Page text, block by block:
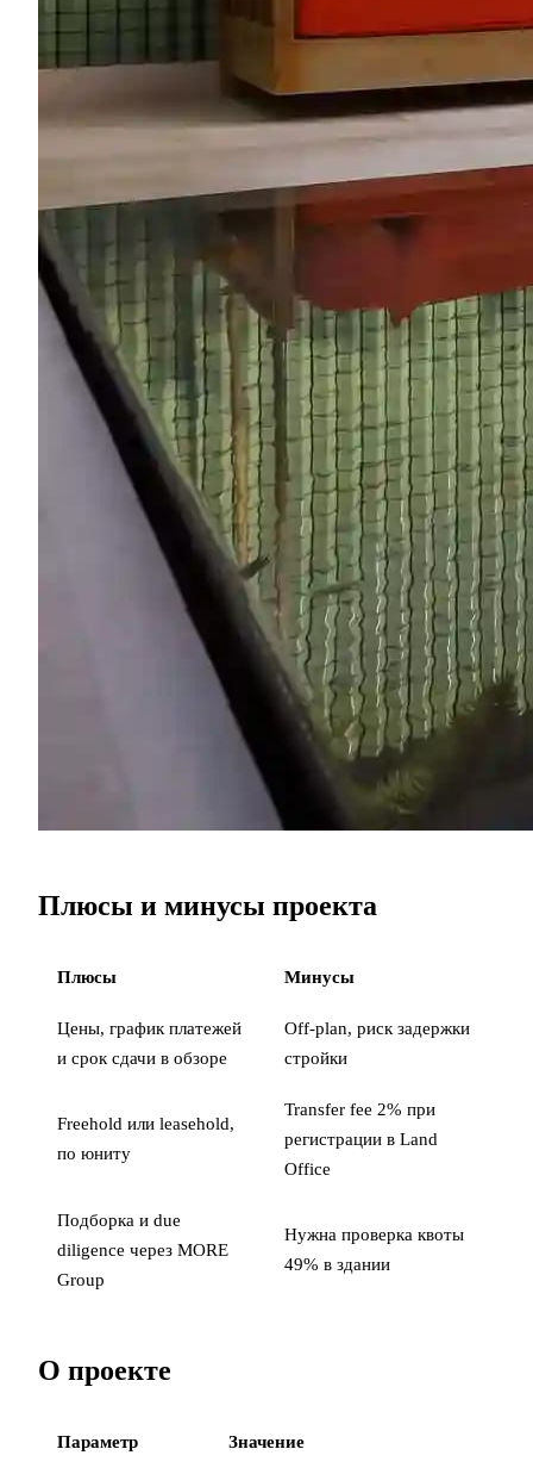
Плюсы и минусы проекта
Плюсы Минусы
Цены, график платежей
и срок сдачи в обзоре
Off-plan, риск задержки
стройки
Freehold или leasehold,
по юниту
Transfer fee 2% при
регистрации в Land
Office
Подборка и due
diligence через MORE
Group
Нужна проверка квоты
49% в здании
О проекте
Параметр Значение